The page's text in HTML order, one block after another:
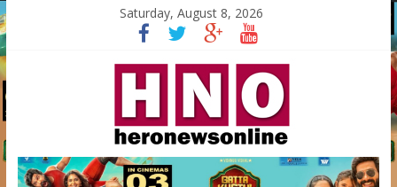
Saturday, August 8, 2026